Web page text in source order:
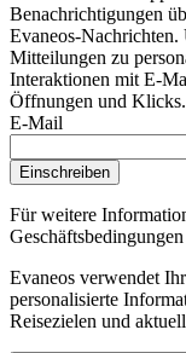
Benachrichtigungen
Evaneos-
Mitteilungen zu
Interaktionen mit E-
Öffnungen und Klicks.
E-Mail
Einschreiben
Für weitere
Geschäftsbedingungen
Evaneos verwendet
personalisierte
Reisezielen und